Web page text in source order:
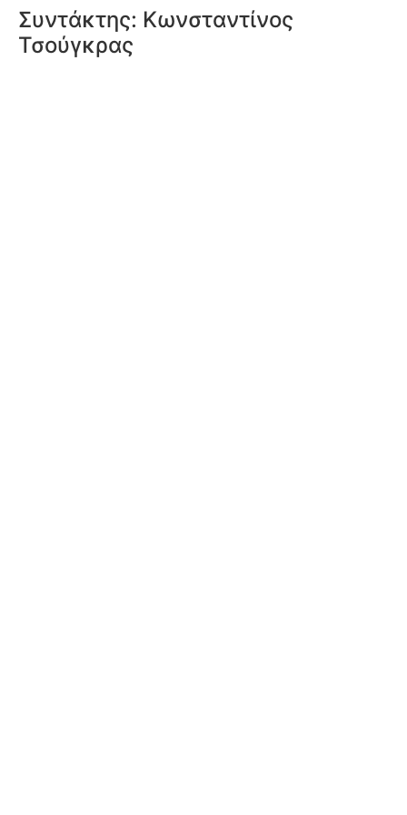
Συντάκτης: Κωνσταντίνος
Τσούγκρας